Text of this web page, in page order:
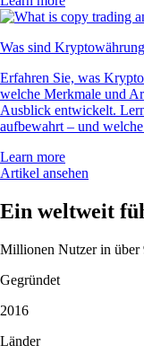
Was sind
Erfahren Sie, was
welche Merkmale und
Ausblick entwickelt.
aufbewahrt – und
Learn more
Artikel ansehen
Ein weltweit
Millionen Nutzer in über
Gegründet
2016
Länder